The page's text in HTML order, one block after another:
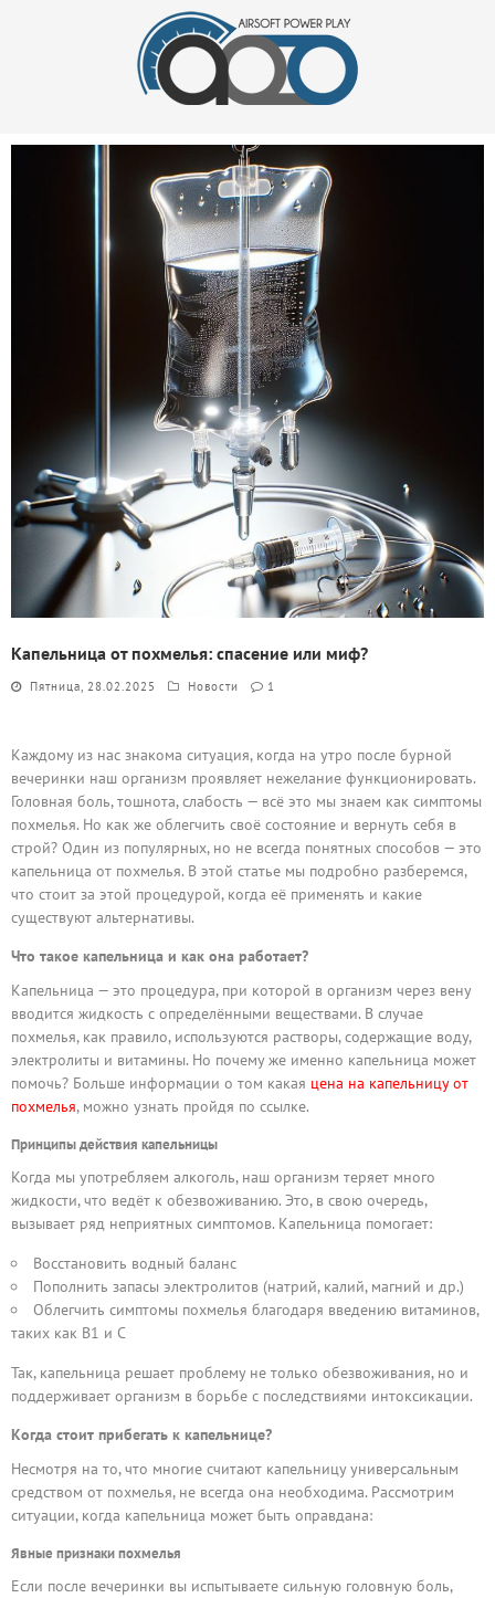
Капельница от похмелья: спасение или миф?
Пятница, 28.02.2025 Новости 1
Каждому из нас знакома ситуация, когда на утро после бурной
вечеринки наш организм проявляет нежелание функционировать.
Головная боль, тошнота, слабость — всё это мы знаем как симптомы
похмелья. Но как же облегчить своё состояние и вернуть себя в
строй? Один из популярных, но не всегда понятных способов — это
капельница от похмелья. В этой статье мы подробно разберемся,
что стоит за этой процедурой, когда её применять и какие
существуют альтернативы.
Что такое капельница и как она работает?
Капельница — это процедура, при которой в организм через вену
вводится жидкость с определёнными веществами. В случае
похмелья, как правило, используются растворы, содержащие воду,
электролиты и витамины. Но почему же именно капельница может
помочь? Больше информации о том какая цена на капельницу от
похмелья, можно узнать пройдя по ссылке.
Принципы действия капельницы
Когда мы употребляем алкоголь, наш организм теряет много
жидкости, что ведёт к обезвоживанию. Это, в свою очередь,
вызывает ряд неприятных симптомов. Капельница помогает:
Восстановить водный баланс
Пополнить запасы электролитов (натрий, калий, магний и др.)
Облегчить симптомы похмелья благодаря введению витаминов,
таких как B1 и C
Так, капельница решает проблему не только обезвоживания, но и
поддерживает организм в борьбе с последствиями интоксикации.
Когда стоит прибегать к капельнице?
Несмотря на то, что многие считают капельницу универсальным
средством от похмелья, не всегда она необходима. Рассмотрим
ситуации, когда капельница может быть оправдана:
Явные признаки похмелья
Если после вечеринки вы испытываете сильную головную боль,